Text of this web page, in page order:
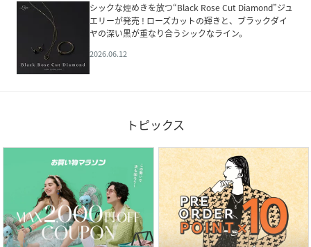
シックな煌めきを放つ“Black Rose Cut Diamond”ジュ
エリーが発売 ! ローズカットの輝きと、ブラックダイ
ヤの深い黒が重なり合うシックなライン。
2026.06.12
トピックス